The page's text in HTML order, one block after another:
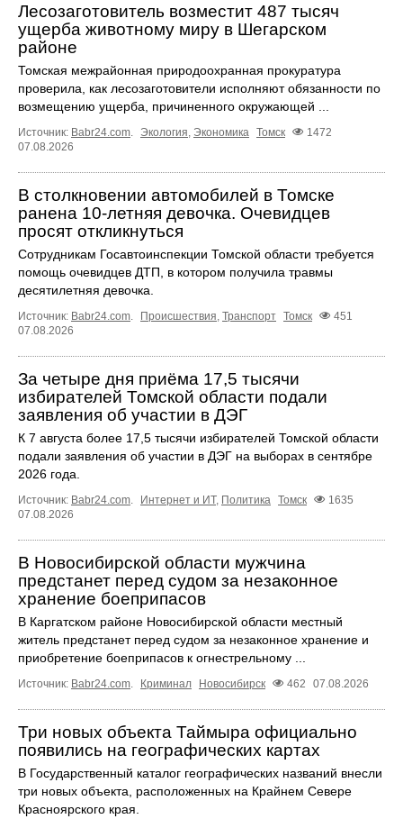
Лесозаготовитель возместит 487 тысяч
ущерба животному миру в Шегарском
районе
Томская межрайонная природоохранная прокуратура
проверила, как лесозаготовители исполняют обязанности по
возмещению ущерба, причиненного окружающей ...
Источник: Babr24.com Экология Экономика Томск
1472
07.08.2026
В столкновении автомобилей в Томске
ранена 10-летняя девочка. Очевидцев
просят откликнуться
Сотрудникам Госавтоинспекции Томской области требуется
помощь очевидцев ДТП, в котором получила травмы
десятилетняя девочка.
Источник: Babr24.com. Происшествия, Транспорт Томск
451
07.08.2026
За четыре дня приёма 17,5 тысячи
избирателей Томской области подали
заявления об участии в ДЭГ
К 7 августа более 17,5 тысячи избирателей Томской области
подали заявления об участии в ДЭГ на выборах в сентябре
2026 года.
Источник: Babr24.com. Интернет и ИТ, Политика Томск
1635
07.08.2026
В Новосибирской области мужчина
предстанет перед судом за незаконное
хранение боеприпасов
В Каргатском районе Новосибирской области местный
житель предстанет перед судом за незаконное хранение и
приобретение боеприпасов к огнестрельному ...
Источник: Babr24.com. Криминал Новосибирск 462 07.08.2026
Три новых объекта Таймыра официально
появились на географических картах
В Государственный каталог географических названий внесли
три новых объекта, расположенных на Крайнем Севере
Красноярского края.